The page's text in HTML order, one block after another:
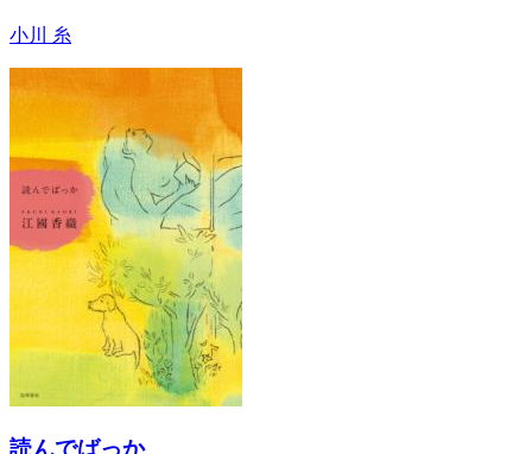
小川 糸
読んでばっか